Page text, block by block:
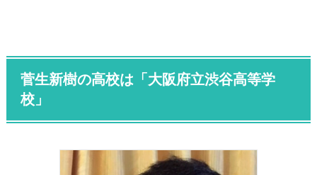
菅生新樹の高校は「大阪府立渋谷高等学
校」